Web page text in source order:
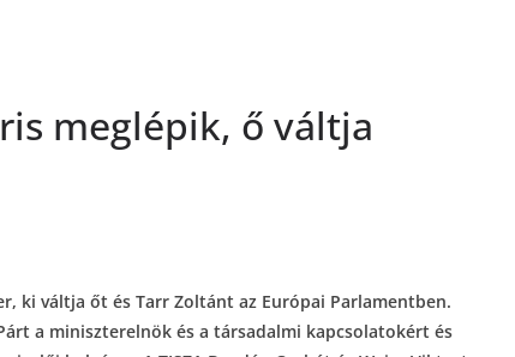
meglépik, ő váltja
ki váltja őt és Tarr Zoltánt az Európai Parlamentben.
a miniszterelnök és a társadalmi kapcsolatokért és